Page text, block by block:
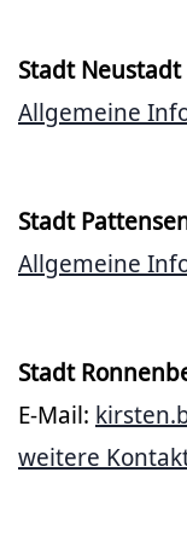
Stadt Neustadt
Allgemeine
Stadt
Allgemeine
Stadt
E-Mail:
weitere